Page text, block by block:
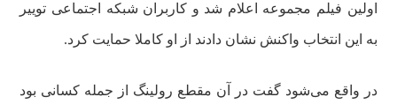
اولین فیلم مجموعه اعلام شد و کاربران شبکه اجتماعی توییر
به این انتخاب واکنش نشان دادند از او کاملا حمایت کرد.
در واقع می‌شود گفت در آن مقطع رولینگ از جمله کسانی بود